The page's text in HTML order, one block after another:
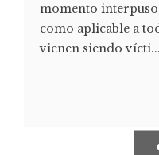
momento
como aplicable a
vienen siendo vícti...